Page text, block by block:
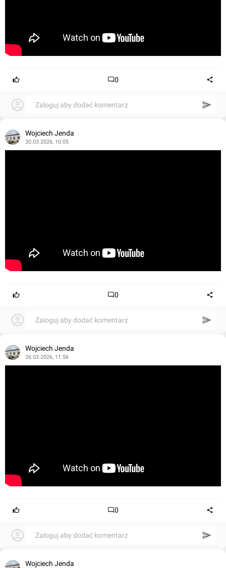
0
Zaloguj aby dodać komentarz
Wojciech Jenda
30.03.2026, 10:05
0
Zaloguj aby dodać komentarz
Wojciech Jenda
26.03.2026, 11:56
0
Zaloguj aby dodać komentarz
Wojciech Jenda